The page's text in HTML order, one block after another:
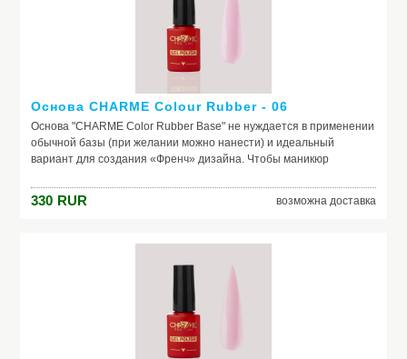
Основа CHARME Colour Rubber - 06
Основа "CHARME Color Rubber Base" не нуждается в применении
обычной базы (при желании можно нанести) и идеальный
вариант для создания «Френч» дизайна. Чтобы маникюр
лака и ногтевой пластины. Базовое покрытие выравнивает
природный тон, маскирует неровности ногтя и его естественное
красящих веществ, поможет добиться по-настоящему добротного
красите ногти самостоятельно, основа – ваш самый главный
330 RUR возможна доставка